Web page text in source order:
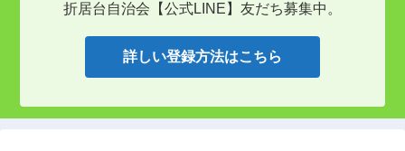
折居台自治会【公式LINE】友だち募集中。
詳しい登録方法はこちら